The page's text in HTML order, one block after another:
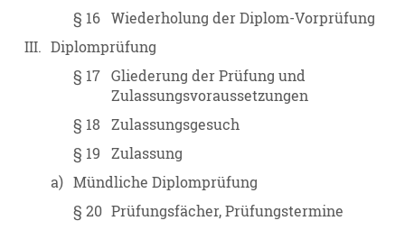
§ 16
Wiederholung der Diplom-Vorprüfung
III. Diplomprüfung
§ 17
Gliederung der Prüfung und
Zulassungsvoraussetzungen
§ 18
Zulassungsgesuch
§ 19
Zulassung
a) Mündliche Diplomprüfung
§ 20 Prüfungsfächer, Prüfungstermine